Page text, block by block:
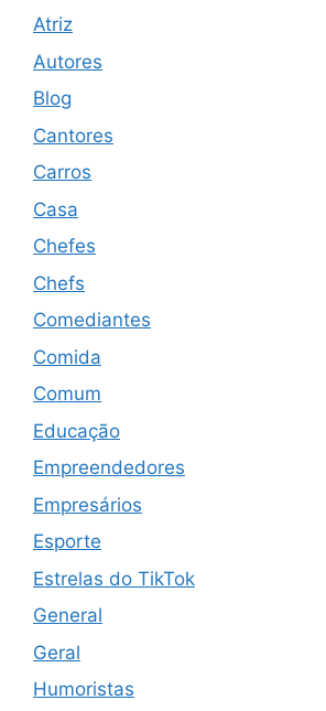
Atriz
Autores
Blog
Cantores
Carros
Casa
Chefes
Chefs
Comediantes
Comida
Comum
Educação
Empreendedores
Empresários
Esporte
Estrelas do TikTok
General
Geral
Humoristas